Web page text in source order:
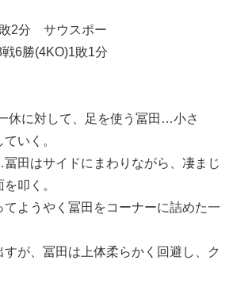
2分 サウスポー
6勝(4KO)1敗1分
休に対して、足を使う冨田…小さ
いく。
田はサイドにまわりながら、凄まじ
叩く。
てようやく冨田をコーナーに詰めた一
が、冨田は上体柔らかく回避し、ク